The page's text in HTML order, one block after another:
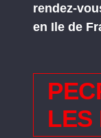
rendez-
en Ile de
LES